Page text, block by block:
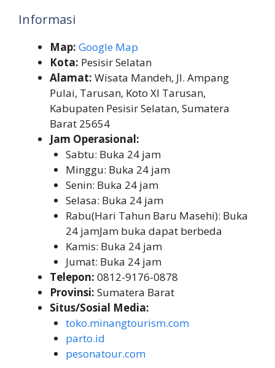
Informasi
Map: Google Map
Kota: Pesisir Selatan
Alamat: Wisata Mandeh, Jl. Ampang
Pulai, Tarusan, Koto XI Tarusan,
Kabupaten Pesisir Selatan, Sumatera
Barat 25654
Jam Operasional:
Sabtu: Buka 24 jam
Minggu: Buka 24 jam
Senin: Buka 24 jam
Selasa: Buka 24 jam
Rabu(Hari Tahun Baru Masehi): Buka
24 jamJam buka dapat berbeda
Kamis: Buka 24 jam
Jumat: Buka 24 jam
Telepon: 0812-9176-0878
Provinsi: Sumatera Barat
Situs/Sosial Media:
toko.minangtourism.com
parto.id
pesonatour.com